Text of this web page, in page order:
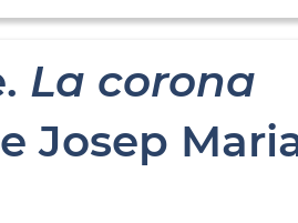
La corona
Josep